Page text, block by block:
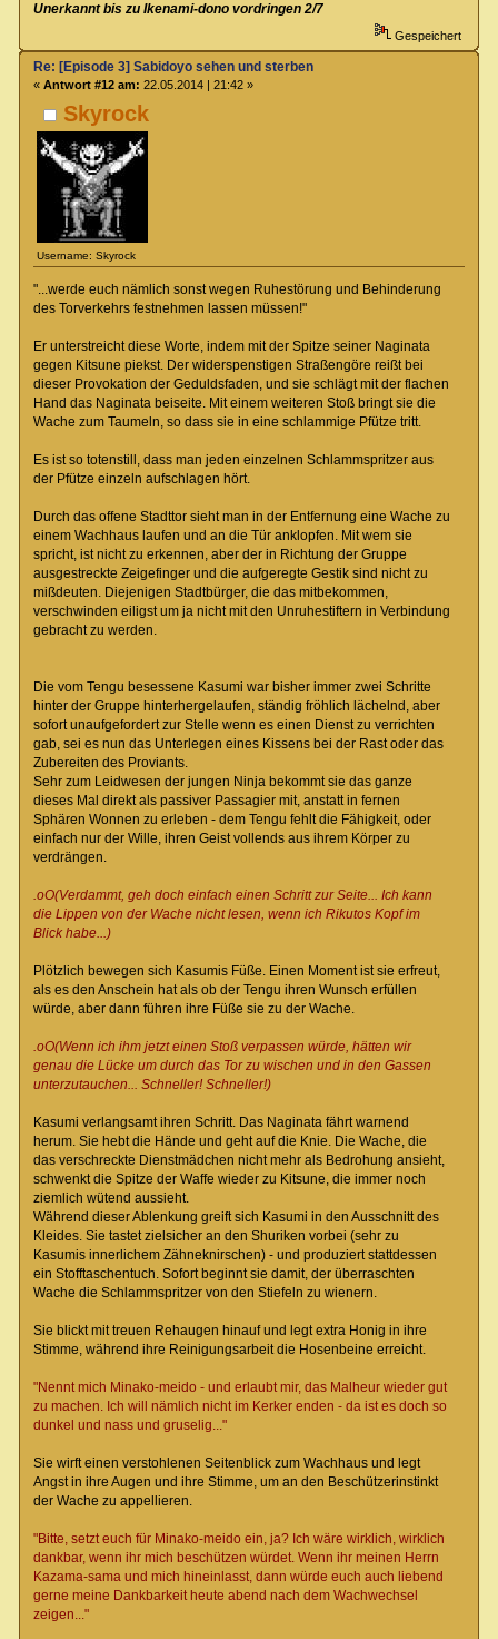
Unerkannt bis zu Ikenami-dono vordringen 2/7
Gespeichert
Skyrock
Username: Skyrock
Re: [Episode 3] Sabidoyo sehen und sterben
« Antwort #12 am: 22.05.2014 | 21:42 »
"...werde euch nämlich sonst wegen Ruhestörung und Behinderung
des Torverkehrs festnehmen lassen müssen!"
Er unterstreicht diese Worte, indem mit der Spitze seiner Naginata
gegen Kitsune piekst. Der widerspenstigen Straßengöre reißt bei
dieser Provokation der Geduldsfaden, und sie schlägt mit der flachen
Hand das Naginata beiseite. Mit einem weiteren Stoß bringt sie die
Wache zum Taumeln, so dass sie in eine schlammige Pfütze tritt.
Es ist so totenstill, dass man jeden einzelnen Schlammspritzer aus
der Pfütze einzeln aufschlagen hört.
Durch das offene Stadttor sieht man in der Entfernung eine Wache zu
einem Wachhaus laufen und an die Tür anklopfen. Mit wem sie
spricht, ist nicht zu erkennen, aber der in Richtung der Gruppe
ausgestreckte Zeigefinger und die aufgeregte Gestik sind nicht zu
mißdeuten. Diejenigen Stadtbürger, die das mitbekommen,
verschwinden eiligst um ja nicht mit den Unruhestiftern in Verbindung
gebracht zu werden.
Die vom Tengu besessene Kasumi war bisher immer zwei Schritte
hinter der Gruppe hinterhergelaufen, ständig fröhlich lächelnd, aber
sofort unaufgefordert zur Stelle wenn es einen Dienst zu verrichten
gab, sei es nun das Unterlegen eines Kissens bei der Rast oder das
Zubereiten des Proviants.
Sehr zum Leidwesen der jungen Ninja bekommt sie das ganze
dieses Mal direkt als passiver Passagier mit, anstatt in fernen
Sphären Wonnen zu erleben - dem Tengu fehlt die Fähigkeit, oder
einfach nur der Wille, ihren Geist vollends aus ihrem Körper zu
verdrängen.
.oO(Verdammt, geh doch einfach einen Schritt zur Seite... Ich kann
die Lippen von der Wache nicht lesen, wenn ich Rikutos Kopf im
Blick habe...)
Plötzlich bewegen sich Kasumis Füße. Einen Moment ist sie erfreut,
als es den Anschein hat als ob der Tengu ihren Wunsch erfüllen
würde, aber dann führen ihre Füße sie zu der Wache.
.oO(Wenn ich ihm jetzt einen Stoß verpassen würde, hätten wir
genau die Lücke um durch das Tor zu wischen und in den Gassen
unterzutauchen... Schneller! Schneller!)
Kasumi verlangsamt ihren Schritt. Das Naginata fährt warnend
herum. Sie hebt die Hände und geht auf die Knie. Die Wache, die
das verschreckte Dienstmädchen nicht mehr als Bedrohung ansieht,
schwenkt die Spitze der Waffe wieder zu Kitsune, die immer noch
ziemlich wütend aussieht.
Während dieser Ablenkung greift sich Kasumi in den Ausschnitt des
Kleides. Sie tastet zielsicher an den Shuriken vorbei (sehr zu
Kasumis innerlichem Zähneknirschen) - und produziert stattdessen
ein Stofftaschentuch. Sofort beginnt sie damit, der überraschten
Wache die Schlammspritzer von den Stiefeln zu wienern.
Sie blickt mit treuen Rehaugen hinauf und legt extra Honig in ihre
Stimme, während ihre Reinigungsarbeit die Hosenbeine erreicht.
"Nennt mich Minako-meido - und erlaubt mir, das Malheur wieder gut
zu machen. Ich will nämlich nicht im Kerker enden - da ist es doch so
dunkel und nass und gruselig..."
Sie wirft einen verstohlenen Seitenblick zum Wachhaus und legt
Angst in ihre Augen und ihre Stimme, um an den Beschützerinstinkt
der Wache zu appellieren.
"Bitte, setzt euch für Minako-meido ein, ja? Ich wäre wirklich, wirklich
dankbar, wenn ihr mich beschützen würdet. Wenn ihr meinen Herrn
Kazama-sama und mich hineinlasst, dann würde euch auch liebend
gerne meine Dankbarkeit heute abend nach dem Wachwechsel
zeigen..."